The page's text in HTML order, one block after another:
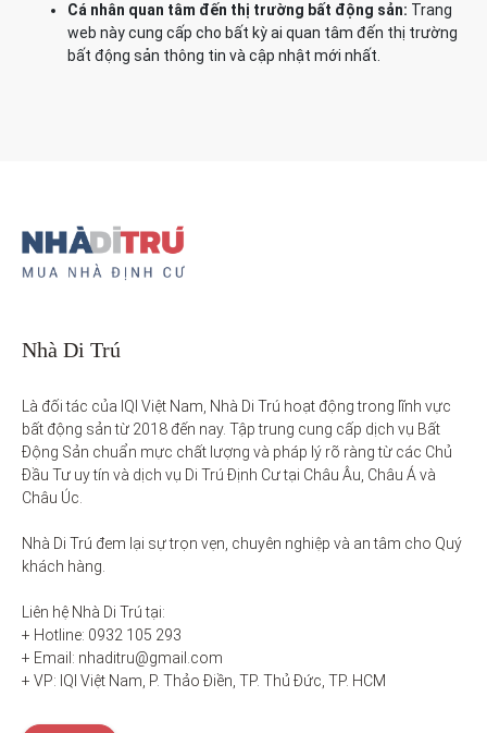
Cá nhân quan tâm đến thị trường bất động sản: Trang
web này cung cấp cho bất kỳ ai quan tâm đến thị trường
bất động sản thông tin và cập nhật mới nhất.
Nhà Di Trú
Là đối tác của IQI Việt Nam, Nhà Di Trú hoạt động trong lĩnh vực
bất động sản từ 2018 đến nay. Tập trung cung cấp dịch vụ Bất
Động Sản chuẩn mực chất lượng và pháp lý rõ ràng từ các Chủ
Đầu Tư uy tín và dịch vụ Di Trú Định Cư tại Châu Âu, Châu Á và
Châu Úc.
Nhà Di Trú đem lại sự trọn vẹn, chuyên nghiệp và an tâm cho Quý
khách hàng.
Liên hệ Nhà Di Trú tại:
+ Hotline: 0932 105 293
+ Email: nhaditru@gmail.com
+ VP: IQI Việt Nam, P. Thảo Điền, TP. Thủ Đức, TP. HCM